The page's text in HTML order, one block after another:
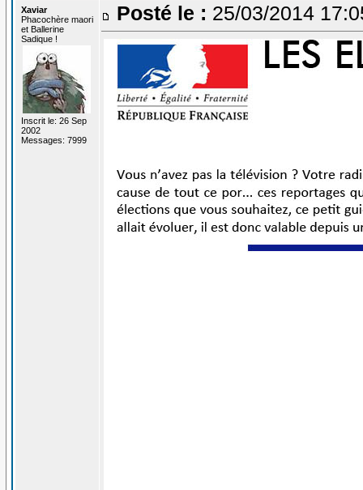
Xaviar
Phacochère maori
et Ballerine
Sadique !
Inscrit le: 26 Sep
2002
Messages: 7999
Posté le : 25/03/2014